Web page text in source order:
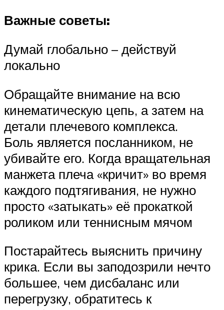
Важные советы:
Думай глобально – действуй
локально
Обращайте внимание на всю
кинематическую цепь, а затем на
детали плечевого комплекса.
Боль является посланником, не
убивайте его. Когда вращательная
манжета плеча «кричит» во время
каждого подтягивания, не нужно
просто «затыкать» её прокаткой
роликом или теннисным мячом
Постарайтесь выяснить причину
крика. Если вы заподозрили нечто
большее, чем дисбаланс или
перегрузку, обратитесь к